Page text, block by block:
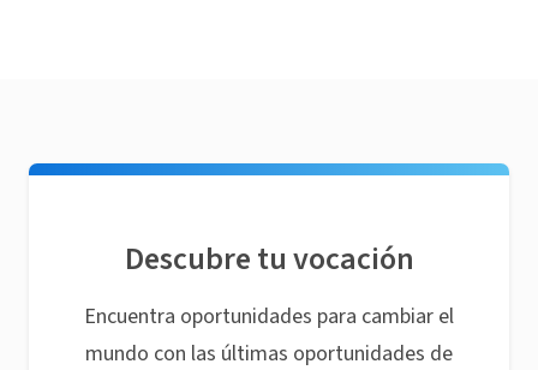
Descubre tu vocación
Encuentra oportunidades para cambiar el
mundo con las últimas oportunidades de